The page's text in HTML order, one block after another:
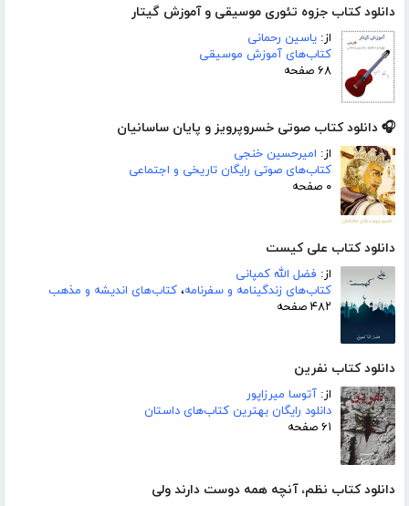
دانلود کتاب جزوه تئوری موسیقی و آموزش گیتار
از: یاسین رحمانی
کتاب‌های آموزش موسیقی
۶۸ صفحه
🎧 دانلود کتاب صوتی خسروپرویز و پایان ساسانیان
از: امیرحسین خنجی
کتاب‌های صوتی رایگان تاریخی و اجتماعی
۰ صفحه
دانلود کتاب علی کیست
از: فضل الله کمپانی
کتاب‌های زندگینامه و سفرنامه، کتاب‌های اندیشه و مذهب
۴۸۲ صفحه
دانلود کتاب نفرین
از: آتوسا میرزاپور
دانلود رایگان بهترین کتاب‌های داستان
۶۱ صفحه
دانلود کتاب نظم، آنچه همه دوست دارند ولی